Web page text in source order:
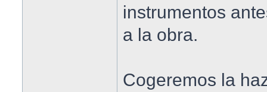
instrumentos
a la obra.
Cogeremos la